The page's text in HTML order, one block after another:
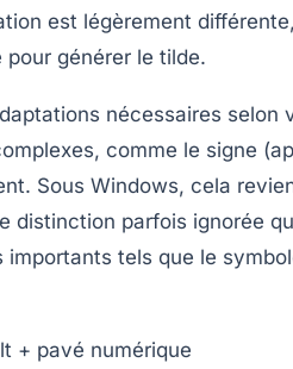
est légèrement
pour générer le tilde.
nécessaires selon
comme le signe
Sous Windows, cela
distinction parfois ignorée
importants tels que le
+ pavé numérique